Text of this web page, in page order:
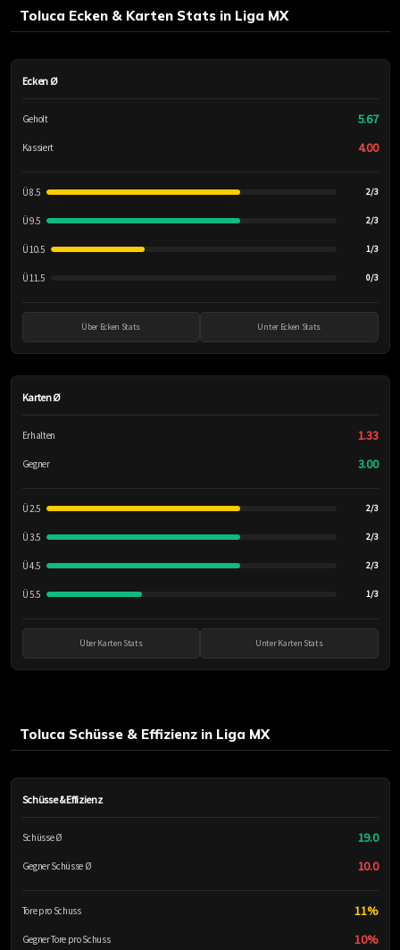
Toluca Ecken & Karten Stats in Liga MX
Ecken Ø
Geholt 5.67
Kassiert 4.00
Ü 8.5 2/3
Ü 9.5 2/3
Ü 10.5 1/3
Ü 11.5 0/3
Über Ecken Stats Unter Ecken Stats
Karten Ø
Erhalten 1.33
Gegner 3.00
Ü 2.5 2/3
Ü 3.5 2/3
Ü 4.5 2/3
Ü 5.5 1/3
Über Karten Stats Unter Karten Stats
Toluca Schüsse & Effizienz in Liga MX
Schüsse & Effizienz
Schüsse Ø 19.0
Gegner Schüsse Ø 10.0
Tore pro Schuss 11%
Gegner Tore pro Schuss 10%